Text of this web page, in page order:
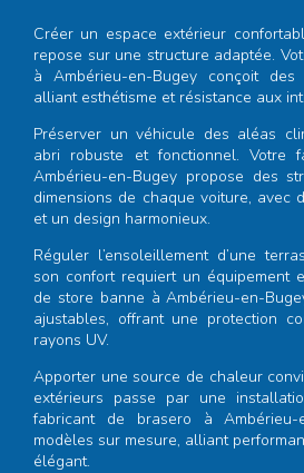
Créer un espace extérieur
repose sur une structure adaptée.
à Ambérieu-en-Bugeyconçoit des
alliant esthétisme et résistance aux
Préserver un véhicule des aléas
abri robuste et fonctionnel. Votre
Ambérieu-en-Bugey propose des
dimensions de chaque voiture, avec
et un design harmonieux.
Réguler l’ensoleillement d’une
son confort requiert un équipement
de store banne à Ambérieu-en-
ajustables, offrant une protection
rayons UV.
Apporter une source de chaleur
extérieurs passe par une
fabricant de brasero à Ambérieu-
modèles sur mesure, alliant
élégant.